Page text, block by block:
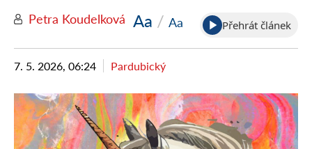
Petra Koudelková Aa / Aa Přehrát článek
7. 5. 2026, 06:24 Pardubický